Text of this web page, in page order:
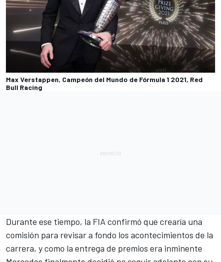
Max Verstappen, Campeón del Mundo de Fórmula 1 2021, Red
Bull Racing
Durante ese tiempo, la FIA confirmó que crearía una
comisión para revisar a fondo los acontecimientos de la
carrera, y como la entrega de premios era inminente